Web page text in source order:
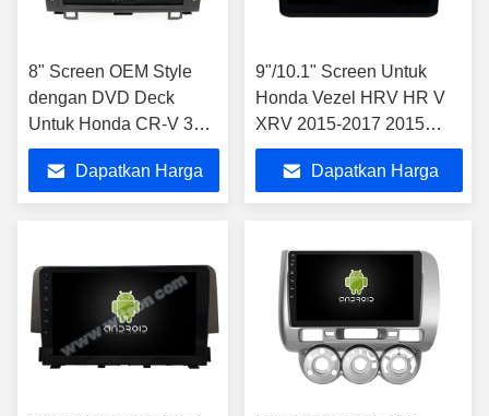
8" Screen OEM Style
dengan DVD Deck
Untuk Honda CR-V 3
RE CRV 2007-2011
Android Stereo Mobil
Dapatkan Harga
9"/10.1" Screen Untuk
Honda Vezel HRV HR V
XRV 2015-2017 2015
VEZEL Mobil Multimedia
Stereo
Dapatkan Harga